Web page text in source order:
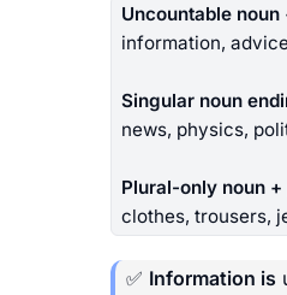
Uncountable
information,
Singular noun
news, physics,
Plural-only noun
clothes, trousers,
✅ Information is